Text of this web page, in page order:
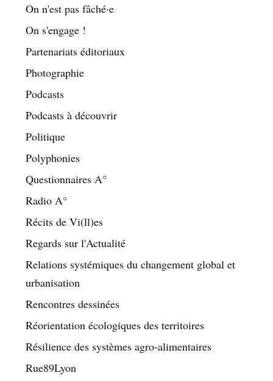
On n'est pas fâché·e
On s'engage !
Partenariats éditoriaux
Photographie
Podcasts
Podcasts à découvrir
Politique
Polyphonies
Questionnaires A°
Radio A°
Récits de Vi(ll)es
Regards sur l'Actualité
Relations systémiques du changement global et
urbanisation
Rencontres dessinées
Réorientation écologiques des territoires
Résilience des systèmes agro-alimentaires
Rue89Lyon